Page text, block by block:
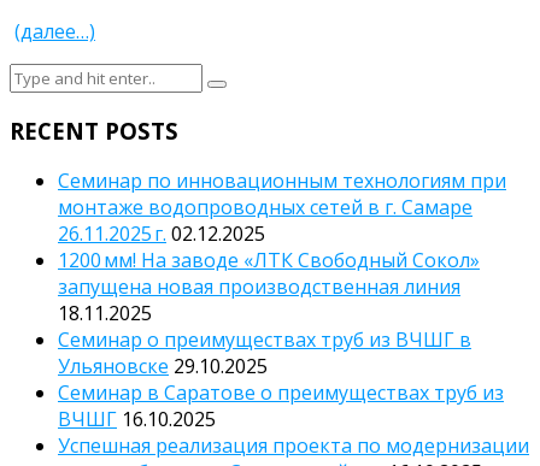
(далее…)
RECENT POSTS
Семинар по инновационным технологиям при
монтаже водопроводных сетей в г. Самаре
26.11.2025 г. 02.12.2025
1200 мм! На заводе «ЛТК Свободный Сокол»
запущена новая производственная линия
18.11.2025
Семинар о преимуществах труб из ВЧШГ в
Ульяновске 29.10.2025
Семинар в Саратове о преимуществах труб из
ВЧШГ 16.10.2025
Успешная реализация проекта по модернизации